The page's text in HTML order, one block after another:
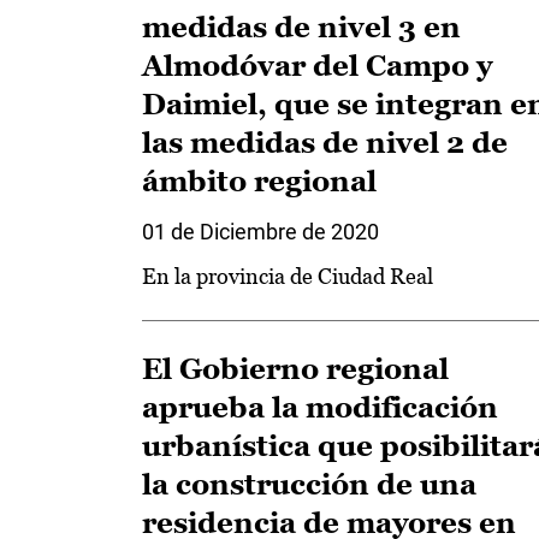
medidas de nivel 3 en
Almodóvar del Campo y
Daimiel, que se integran
las medidas de nivel 2 de
ámbito regional
01 de Diciembre de 2020
En la provincia de Ciudad Real
El Gobierno regional
aprueba la modificación
urbanística que
la construcción de una
residencia de mayores en